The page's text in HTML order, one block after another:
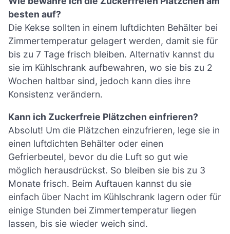
besten auf?
Die Kekse sollten in einem luftdichten Behälter bei
Zimmertemperatur gelagert werden, damit sie für
bis zu 7 Tage frisch bleiben. Alternativ kannst du
sie im Kühlschrank aufbewahren, wo sie bis zu 2
Wochen haltbar sind, jedoch kann dies ihre
Konsistenz verändern.
Kann ich Zuckerfreie Plätzchen einfrieren?
Absolut! Um die Plätzchen einzufrieren, lege sie in
einen luftdichten Behälter oder einen
Gefrierbeutel, bevor du die Luft so gut wie
möglich herausdrückst. So bleiben sie bis zu 3
Monate frisch. Beim Auftauen kannst du sie
einfach über Nacht im Kühlschrank lagern oder für
einige Stunden bei Zimmertemperatur liegen
lassen, bis sie wieder weich sind.